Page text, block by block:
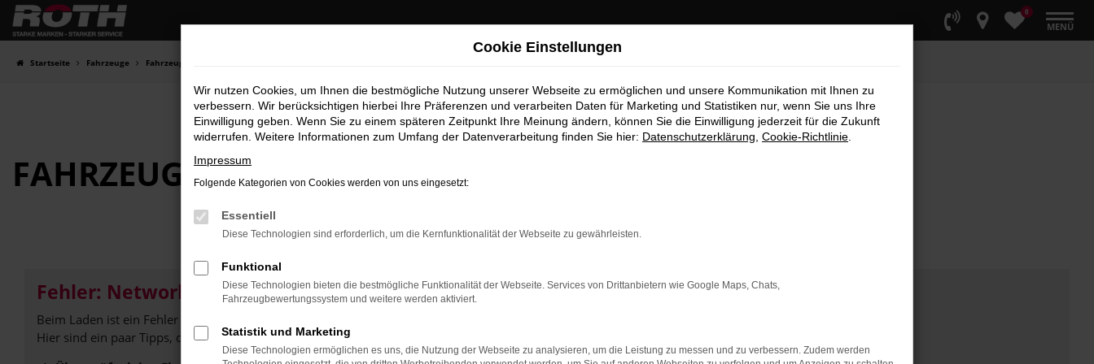
Zum
Hauptinhalt
0
MENÜ
Startseite Fahrzeuge Fahrzeugbestand
FAHRZEUG-SHOWROOM
Fehler: Network Error
Beim Laden ist ein Fehler aufgetreten.
Hier sind ein paar Tipps, die dir helfen können:
Cookie Einstellungen
Wir nutzen Cookies, um Ihnen die bestmögliche Nutzung unserer Webseite zu ermöglichen und unsere Kommunikation mit Ihnen zu
verbessern. Wir berücksichtigen hierbei Ihre Präferenzen und verarbeiten Daten für Marketing und Statistiken nur, wenn Sie uns Ihre
Einwilligung geben. Wenn Sie zu einem späteren Zeitpunkt Ihre Meinung ändern, können Sie die Einwilligung jederzeit für die Zukunft
widerrufen. Weitere Informationen zum Umfang der Datenverarbeitung finden Sie hier: Datenschutzerklärung Cookie-Richtlinie
Impressum
Folgende Kategorien von Cookies werden von uns eingesetzt:
Essentiell
Diese Technologien sind erforderlich, um die Kernfunktionalität der Webseite zu gewährleisten.
Funktional
Diese Technologien bieten die bestmögliche Funktionalität der Webseite. Services von Drittanbietern wie Google Maps, Chats,
Fahrzeugbewertungssystem und weitere werden aktiviert.
Statistik und Marketing
Diese Technologien ermöglichen es uns, die Nutzung der Webseite zu analysieren, um die Leistung zu messen und zu verbessern. Zudem werden